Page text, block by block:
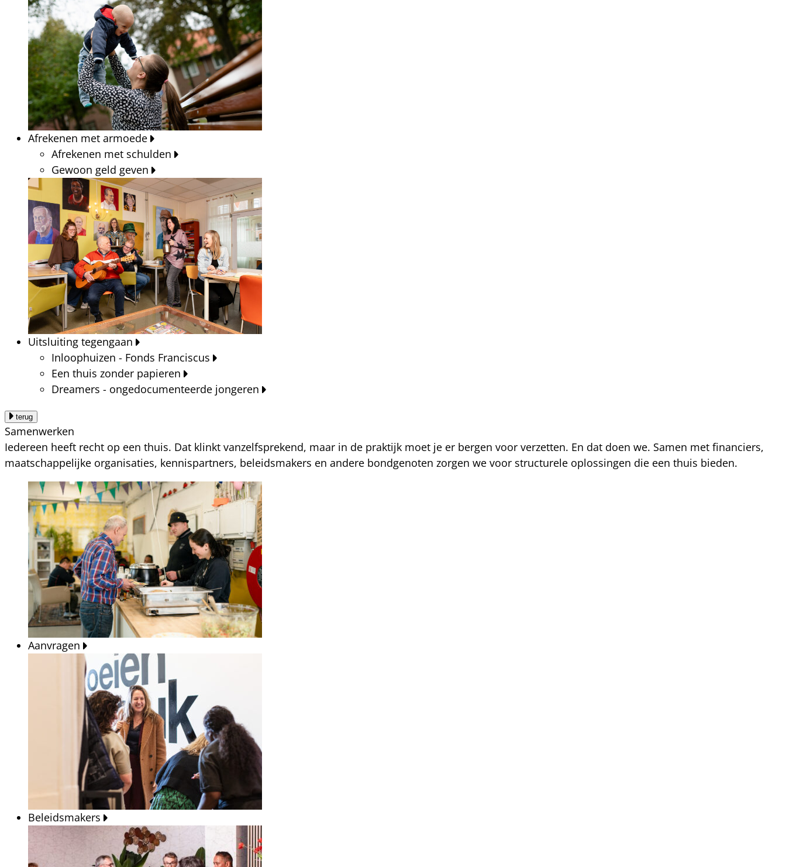
Afrekenen met armoede
Afrekenen met schulden
Gewoon geld geven
Uitsluiting tegengaan
Inloophuizen - Fonds Franciscus
Een thuis zonder papieren
Dreamers - ongedocumenteerde jongeren
terug
Samenwerken
Iedereen heeft recht op een thuis. Dat klinkt vanzelfsprekend, maar in de praktijk moet je er bergen voor verzetten. En dat doen we. Samen met financiers,
maatschappelijke organisaties, kennispartners, beleidsmakers en andere bondgenoten zorgen we voor structurele oplossingen die een thuis bieden.
Aanvragen
Beleidsmakers